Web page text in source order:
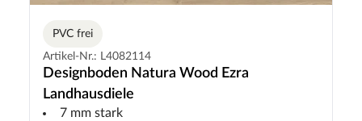
PVC frei
Artikel-Nr.: L4082114
Designboden Natura Wood Ezra
Landhausdiele
7 mm stark